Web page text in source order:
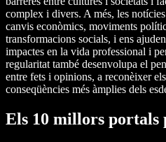
complex i divers. A més, les
canvis econòmics, moviments
transformacions socials, i ens
impactes en la vida professional i
regularitat també desenvolupa el
entre fets i opinions, a reconèixer
conseqüències més àmplies dels
Els 10 millors portals